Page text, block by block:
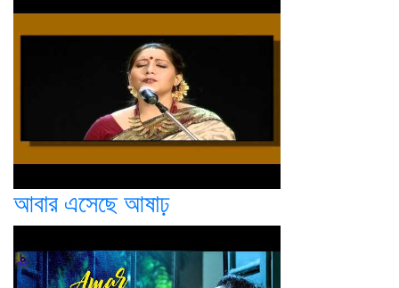
আবার এসেছে আষাঢ়